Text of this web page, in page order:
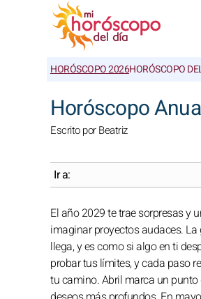
HORÓSCOPO 2026HORÓSCOPO
Horóscopo
Escrito por Beatriz
Ir a:
El año 2029 te trae sorpresas y
imaginar proyectos audaces.
llega, y es como si algo en ti
probar tus límites, y cada paso
tu camino. Abril marca un